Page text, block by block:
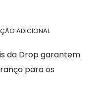
ADICIONAL
da Drop garantem
para os